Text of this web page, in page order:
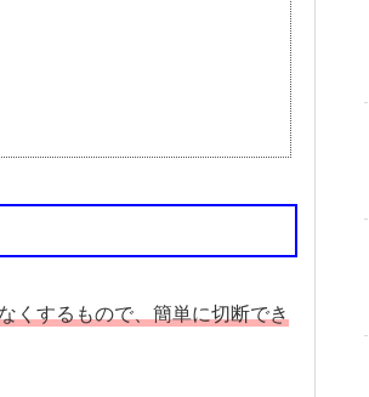
くするもので、簡単に切断でき